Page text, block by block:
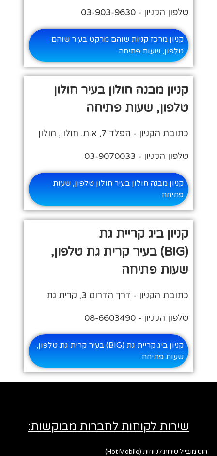
טלפון הקניון - 03-903-9630
קניון מרכז קניות שוהם מרקט בעיר שוהם
טלפון, שעות פתיחה
קניון מבנה חולון בעיר חולון
טלפון, שעות פתיחה
כתובת הקניון - הפלד 7, א.ת. חולון, חולון
טלפון הקניון - 03-9070033
קניון מבנה חולון בעיר חולון טלפון, שעות
פתיחה
קניון ביג קריית גת
(BIG) בעיר קרית גת טלפון,
שעות פתיחה
כתובת הקניון - דרך הדרום 3, קרית גת
טלפון הקניון - 08-6603490
קניון ביג קריית גת (BIG) בעיר קרית גת טלפון,
שעות פתיחה
שירות לקוחות לחברות מבוקשות:
הוט מובייל שירות לקוחות (Hot Mobile)